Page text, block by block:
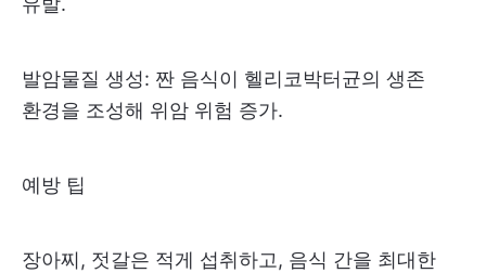
발암물질 생성: 짠 음식이 헬리코박터균의 생존
환경을 조성해 위암 위험 증가.
예방 팁
장아찌, 젓갈은 적게 섭취하고, 음식 간을 최대한